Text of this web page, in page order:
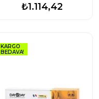
₺1.114,42
KARGO
BEDAVA!